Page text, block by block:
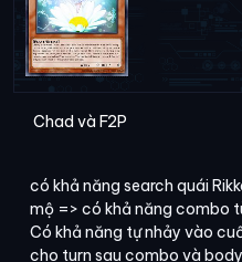
Chad và F2P
có khả năng search quái
mộ => có khả năng combo
Có khả năng tự nhảy vào
cho turn sau combo và